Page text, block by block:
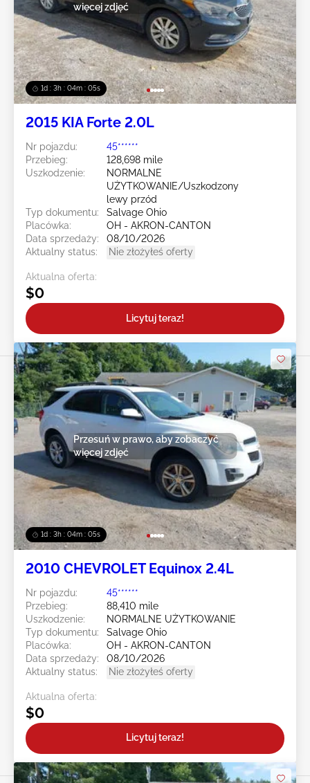
1d : 3h : 04m : 02s
więcej zdjęć
2015 KIA Forte 2.0L
Nr pojazdu:
45******
Przebieg:
128,698 mile
Uszkodzenie:
NORMALNE
UŻYTKOWANIE/Uszkodzony
lewy przód
Typ dokumentu:
Salvage Ohio
Placówka:
OH - AKRON-CANTON
Data sprzedaży:
08/10/2026
Aktualny status:
Nie złożyłeś oferty
Aktualna oferta:
$0
Licytuj teraz!
1d : 3h : 04m : 02s
Przesuń w prawo, aby zobaczyć
więcej zdjęć
2010 CHEVROLET Equinox 2.4L
Nr pojazdu:
45******
Przebieg:
88,410 mile
Uszkodzenie:
NORMALNE UŻYTKOWANIE
Typ dokumentu:
Salvage Ohio
Placówka:
OH - AKRON-CANTON
Data sprzedaży:
08/10/2026
Aktualny status:
Nie złożyłeś oferty
Aktualna oferta:
$0
Licytuj teraz!